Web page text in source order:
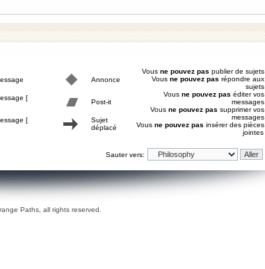
Annonce
[
Post-it
[
Sujet
déplacé
Vous ne pouvez pas publier de sujets
Vous ne pouvez pas répondre aux
sujets
Vous ne pouvez pas éditer vos
messages
Vous ne pouvez pas supprimer vos
messages
Vous ne pouvez pas insérer des pièces
jointes
Sauter vers:
Paths, all rights reserved.